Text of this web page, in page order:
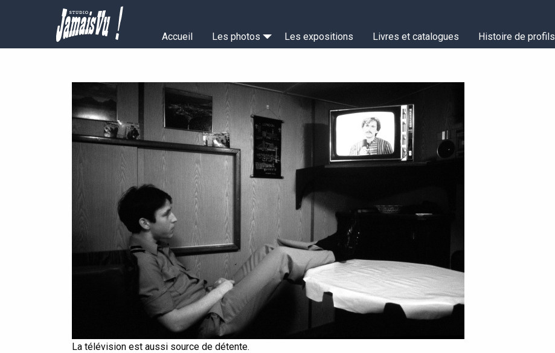
principal
Navigation
principale
Accueil Les photos Les expositions Livres et catalogues Histoire de profils
La télévision est aussi source de détente.